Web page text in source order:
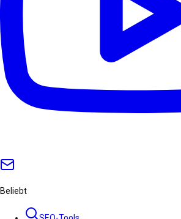
Beliebt